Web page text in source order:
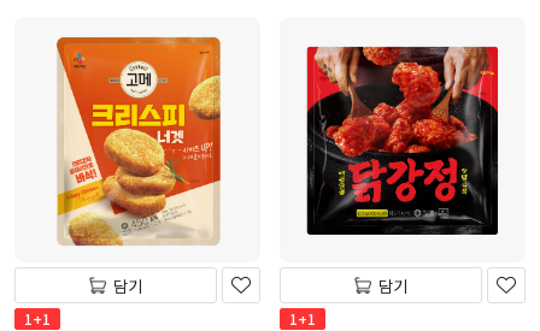
담기
1+1
담기
1+1